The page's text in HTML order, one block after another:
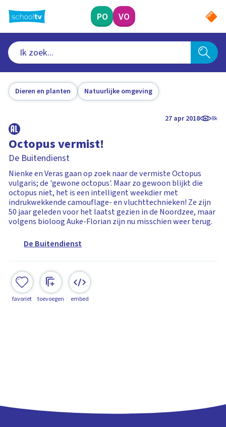
naar
hoofdinhoud
PO VO
Dieren en planten Natuurlijke omgeving
27 apr 2018 8k
Octopus vermist!
De Buitendienst
Nienke en Veras gaan op zoek naar de vermiste Octopus
vulgaris; de 'gewone octopus'. Maar zo gewoon blijkt die
octopus niet, het is een intelligent weekdier met
indrukwekkende camouflage- en vluchttechnieken! Ze zijn
50 jaar geleden voor het laatst gezien in de Noordzee, maar
volgens bioloog Auke-Florian zijn nu misschien weer terug.
De Buitendienst
favoriet toevoegen embed